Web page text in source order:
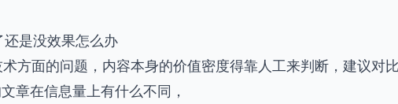
是没效果怎么办
方面的问题，内容本身的价值密度得靠人工来判断，建议对
章在信息量上有什么不同，